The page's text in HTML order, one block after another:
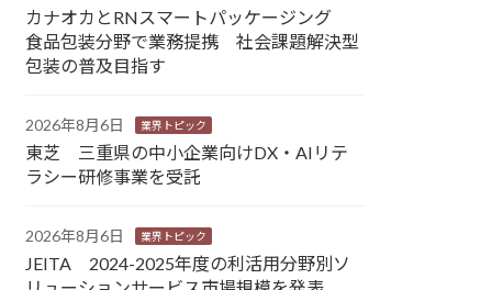
カナオカとRNスマートパッケージング
食品包装分野で業務提携 社会課題解決型
包装の普及目指す
2026年8月6日 業界トピック
東芝 三重県の中小企業向けDX・AIリテ
ラシー研修事業を受託
2026年8月6日 業界トピック
JEITA 2024-2025年度の利活用分野別ソ